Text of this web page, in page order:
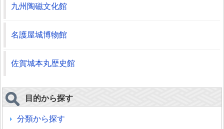
九州陶磁文化館
名護屋城博物館
佐賀城本丸歴史館
目的から探す
分類から探す